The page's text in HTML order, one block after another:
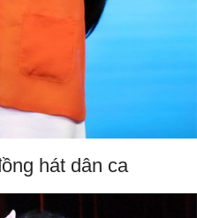
hát dân ca